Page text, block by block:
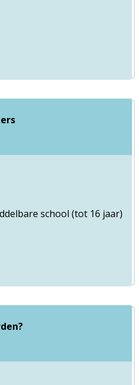
school (tot 16 jaar)